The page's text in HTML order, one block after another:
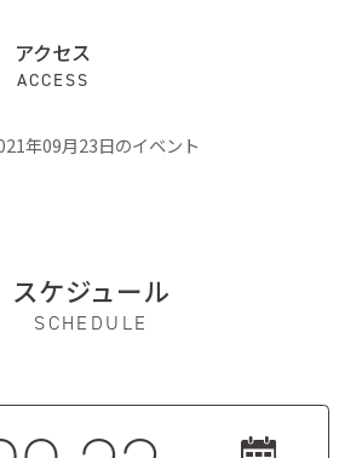
アクセス
ACCESS
年09月23日のイベント
スケジュール
SCHEDULE